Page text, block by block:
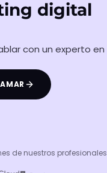
digital
con un experto en
de nuestros profesionales